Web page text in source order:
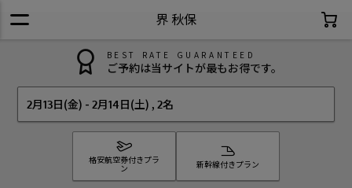
界 秋保
BEST RATE GUARANTEED
ご予約は当サイトが最もお得です。
2月13日(金) - 2月14日(土) , 2名
格安航空券付きプラ
ン
新幹線付きプラン